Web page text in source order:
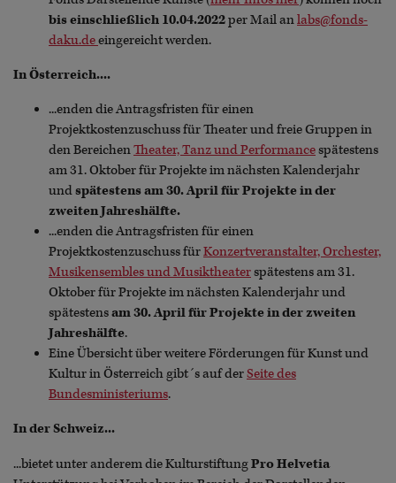
bis einschließlich 10.04.2022per Mail anlabs@fonds-
daku.deeingereicht werden.
In Österreich....
...enden die Antragsfristen für einen
Projektkostenzuschuss für Theater und freie Gruppen in
den BereichenTheater, Tanz und Performancespätestens
am 31. Oktober für Projekte im nächsten Kalenderjahr
undspätestens am 30. April für Projekte in der
zweiten Jahreshälfte.
...enden die Antragsfristen für einen
Projektkostenzuschuss fürKonzertveranstalter, Orchester,
Musikensembles und Musiktheaterspätestens am 31.
Oktober für Projekte im nächsten Kalenderjahr und
spätestensam 30. April für Projekte in der zweiten
Jahreshälfte.
Eine Übersicht über weitere Förderungen für Kunst und
Kultur in Österreich gibt´s auf derSeite des
Bundesministeriums.
In der Schweiz...
...bietet unter anderem die KulturstiftungPro Helvetia